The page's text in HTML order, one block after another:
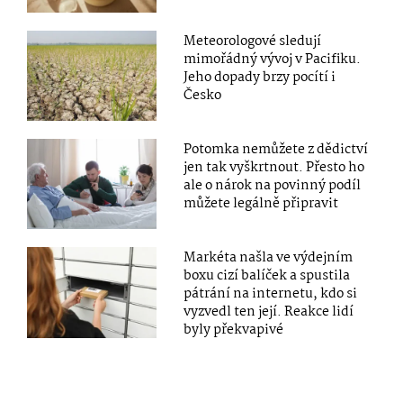
Meteorologové sledují
mimořádný vývoj v Pacifiku.
Jeho dopady brzy pocítí i
Česko
Potomka nemůžete z dědictví
jen tak vyškrtnout. Přesto ho
ale o nárok na povinný podíl
můžete legálně připravit
Markéta našla ve výdejním
boxu cizí balíček a spustila
pátrání na internetu, kdo si
vyzvedl ten její. Reakce lidí
byly překvapivé